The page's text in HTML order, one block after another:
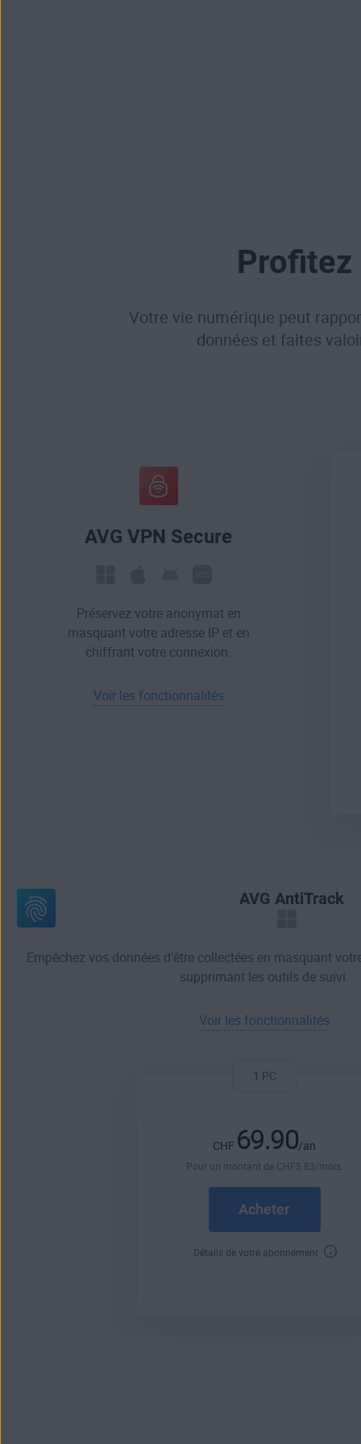
Profitez
Votre vie numérique peut
données et faites
AVG VPN Secure
Préservez votre anonymat en
masquant votre adresse IP et en
chiffrant votre connexion.
Voir les fonctionnalités
AVG AntiTrack
Empêchez vos données d’être collectées en masquant
supprimant les outils de suivi.
Voir les fonctionnalités
1 PC
CHF 69.90/an
Pour un montant de CHF5.83/mois.
Acheter
Détails de votre abonnement